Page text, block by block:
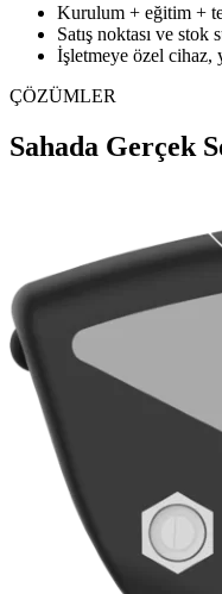
Kurulum + eğitim +
Satış noktası ve stok
İşletmeye özel cihaz,
ÇÖZÜMLER
Sahada Gerçek